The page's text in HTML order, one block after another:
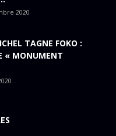
2020
TAGNE FOKO :
« MONUMENT